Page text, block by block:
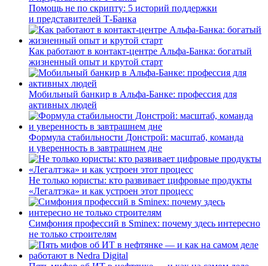
Помощь не по скрипту: 5 историй поддержки
и представителей Т-Банка
Как работают в контакт-центре Альфа-Банка: богатый
жизненный опыт и крутой старт
Мобильный банкир в Альфа-Банке: профессия для
активных людей
Формула стабильности Донстрой: масштаб, команда
и уверенность в завтрашнем дне
Не только юристы: кто развивает цифровые продукты
«Легалтэка» и как устроен этот процесс
Симфония профессий в Sminex: почему здесь интересно
не только строителям